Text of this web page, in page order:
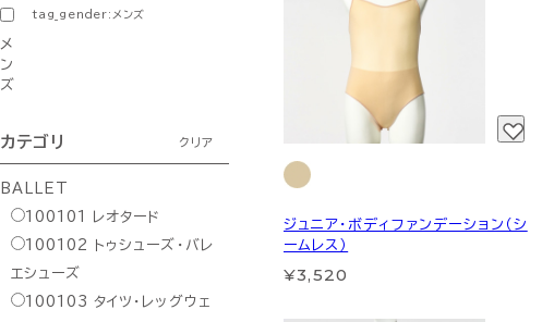
tag_gender:メンズ
メ
ン
ズ
カテゴリ クリア
BALLET
100101
レオタード
100102
トゥシューズ・バレ
エシューズ
100103 タイツ・レッグウェ
ジュニア・ボディファンデーション（シ
ームレス）
¥3,520